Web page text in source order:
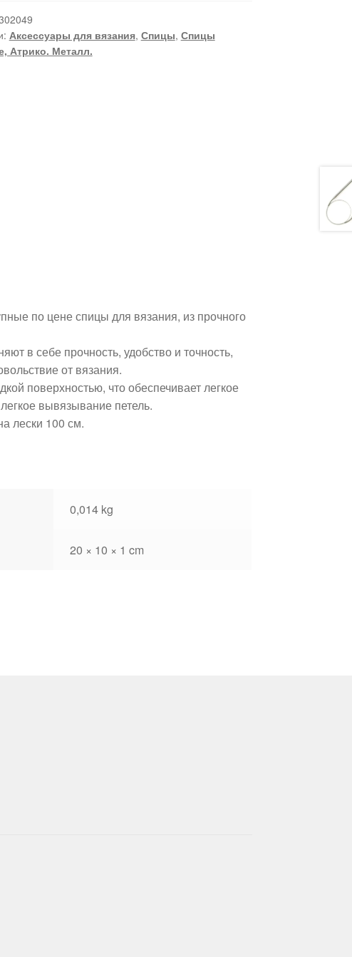
Аксессуары для вязания, Спицы, Спицы
Атрико. Металл.
по цене спицы для вязания, из прочного
в себе прочность, удобство и точность,
от вязания.
поверхностью, что обеспечивает легкое
вывязывание петель.
лески 100 см.
0,014 kg
20 × 10 × 1 cm